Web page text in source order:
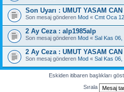
Son Uyarı : UMUT YASAM CAN
Son mesaj gönderen Mod « Cmt Oca
2 Ay Ceza : alp1985alp
Son mesaj gönderen Mod « Sal Kas 06,
2 Ay Ceza : UMUT YASAM CAN
Son mesaj gönderen Mod « Sal Kas 06,
Eskiden itibaren başlıkları
Sırala